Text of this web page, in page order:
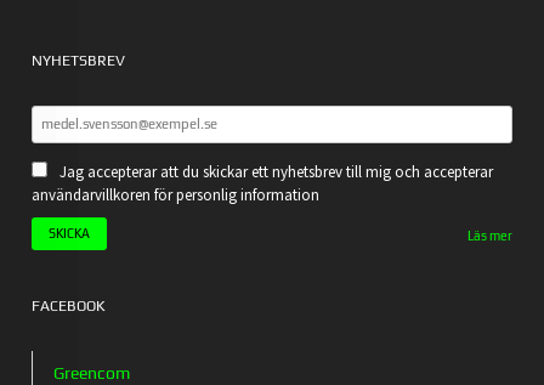
NYHETSBREV
Jag accepterar att du skickar ett nyhetsbrev till mig och accepterar
användarvillkoren för personlig information
Läs mer
FACEBOOK
Greencom